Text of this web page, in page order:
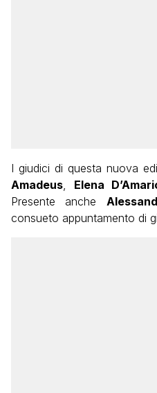
I giudici di questa nuova
Amadeus
Elena
Presente anche
consueto appuntamento di